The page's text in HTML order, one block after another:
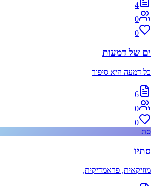
4
0
0
ים של דמעות
כל דמעה היא סיפור
6
0
0
סת
סתיו
מוזיקאית, פראמדיקית,